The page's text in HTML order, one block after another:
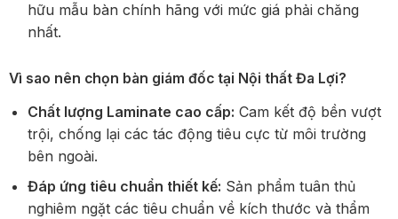
hữu mẫu bàn chính hãng với mức giá phải chăng
nhất.
Vì sao nên chọn bàn giám đốc tại Nội thất Đa Lợi?
Chất lượng Laminate cao cấp: Cam kết độ bền vượt
trội, chống lại các tác động tiêu cực từ môi trường
bên ngoài.
Đáp ứng tiêu chuẩn thiết kế: Sản phẩm tuân thủ
nghiêm ngặt các tiêu chuẩn về kích thước và thẩm